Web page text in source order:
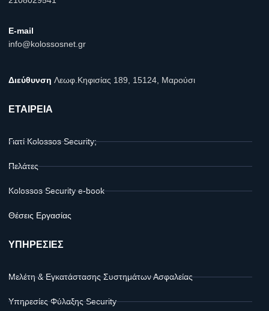
E-mail
info@kolossosnet.gr
Διεύθυνση Λεωφ.Κηφισίας 189, 15124, Μαρούσι
ΕΤΑΙΡΕΙΑ
Γιατί Kolossos Security;
Πελάτες
Kolossos Security e-book
Θέσεις Εργασίας
ΥΠΗΡΕΣΙΕΣ
Μελέτη & Εγκατάστασης Συστημάτων Ασφαλείας
Υπηρεσίες Φύλαξης Security